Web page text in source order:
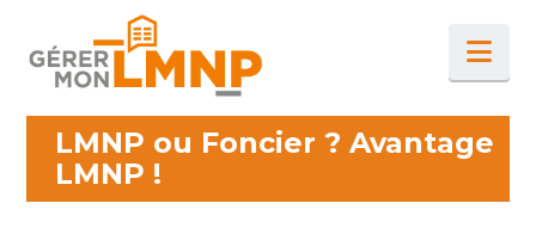
LMNP ou Foncier ? Avantage
LMNP !